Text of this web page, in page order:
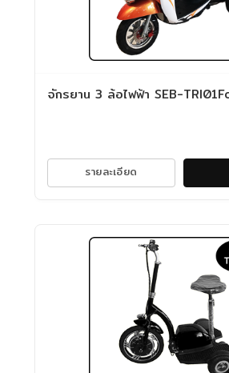
จักรยาน 3 ล้อไฟฟ้า SEB-
รายละเอียด